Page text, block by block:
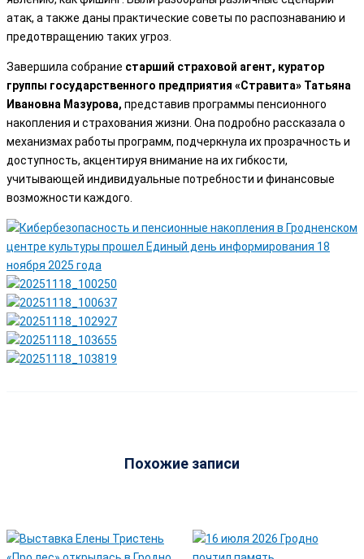
атак, а также даны практические советы по распознаванию и
предотвращению таких угроз.
Завершила собрание старший страховой агент, куратор
группы государственного предприятия «Стравита» Татьяна
Ивановна Мазурова, представив программы пенсионного
накопления и страхования жизни. Она подробно рассказала о
механизмах работы программ, подчеркнула их прозрачность и
доступность, акцентируя внимание на их гибкости,
учитывающей индивидуальные потребности и финансовые
возможности каждого.
Похожие записи